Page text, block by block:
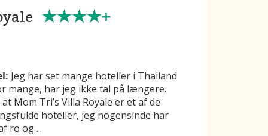
Jeg har set mange hoteller i Thailand
mange, har jeg ikke tal på længere.
Mom Tri’s Villa Royale er et af de
hoteller, jeg nogensinde har
ro og...